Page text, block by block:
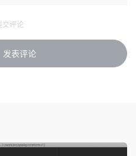
交评论